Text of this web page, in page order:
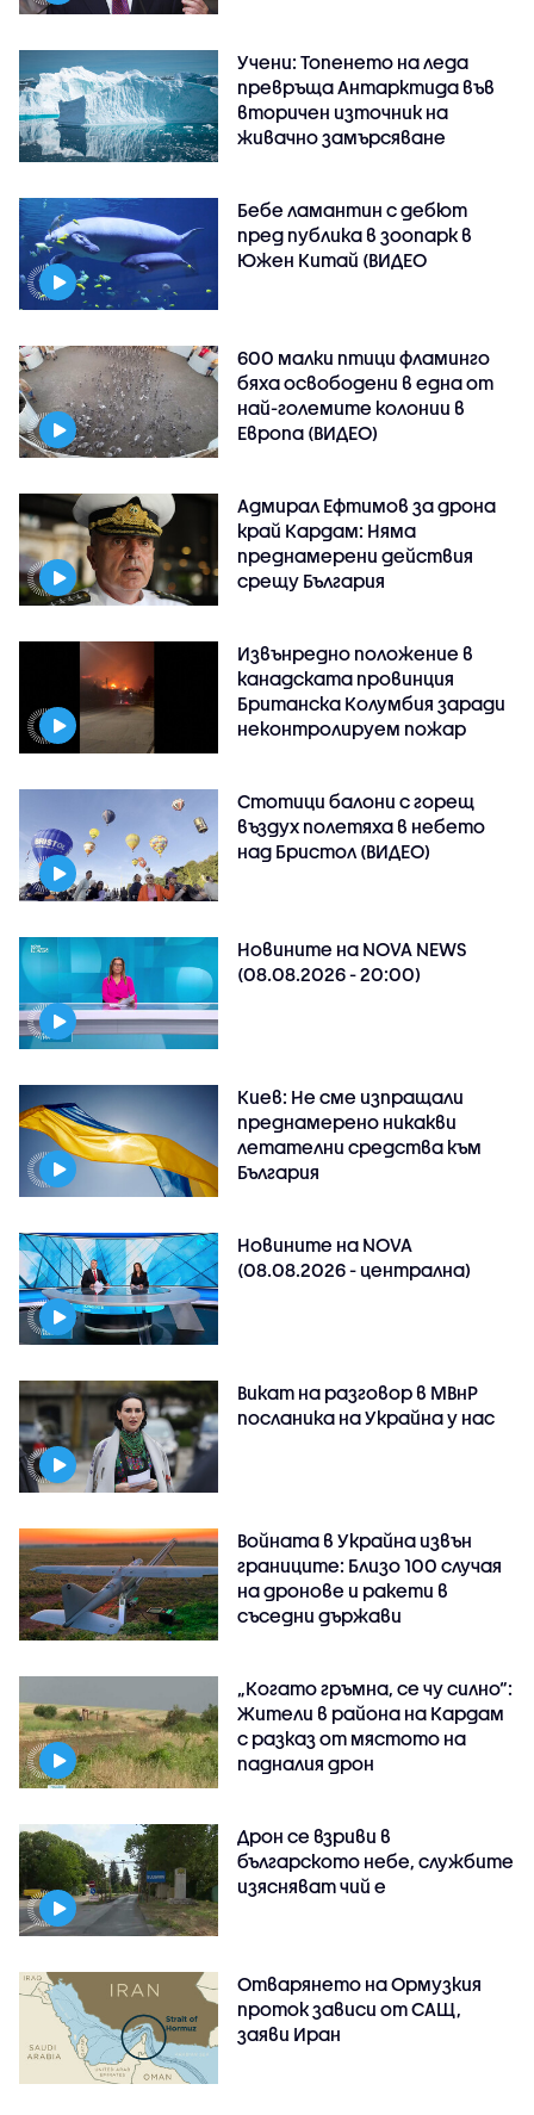
Учени: Топенето на леда
превръща Антарктида във
вторичен източник на
живачно замърсяване
Бебе ламантин с дебют
пред публика в зоопарк в
Южен Китай (ВИДЕО
600 малки птици фламинго
бяха освободени в една от
най-големите колонии в
Европа (ВИДЕО)
Адмирал Ефтимов за дрона
край Кардам: Няма
преднамерени действия
срещу България
Извънредно положение в
канадската провинция
Британска Колумбия заради
неконтролируем пожар
Стотици балони с горещ
въздух полетяха в небето
над Бристол (ВИДЕО)
Новините на NOVA NEWS
(08.08.2026 - 20:00)
Киев: Не сме изпращали
преднамерено никакви
летателни средства към
България
Новините на NOVA
(08.08.2026 - централна)
Викат на разговор в МВнР
посланика на Украйна у нас
Войната в Украйна извън
границите: Близо 100 случая
на дронове и ракети в
съседни държави
„Когато гръмна, се чу силно“:
Жители в района на Кардам
с разказ от мястото на
падналия дрон
Дрон се взриви в
българското небе, службите
изясняват чий е
Отварянето на Ормузкия
проток зависи от САЩ,
заяви Иран